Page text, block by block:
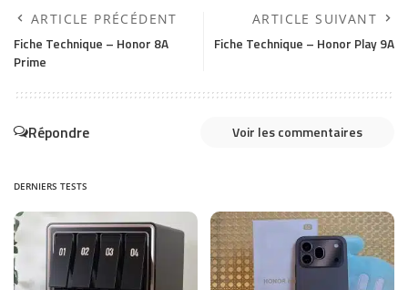
ARTICLE PRÉCÉDENT
Fiche Technique – Honor 8A
Prime
ARTICLE SUIVANT
Fiche Technique – Honor Play 9A
Répondre Voir les commentaires
DERNIERS TESTS